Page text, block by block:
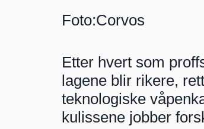
Foto:Corvos
Etter hvert som
lagene blir rikere,
teknologiske
kulissene jobber